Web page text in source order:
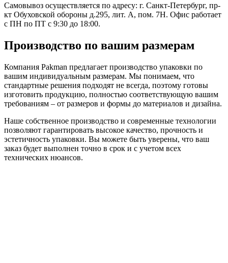
Самовывоз осуществляется по адресу: г. Санкт-Петербург, пр-
кт Обуховской обороны д.295, лит. А, пом. 7Н. Офис работает
с ПН по ПТ с 9:30 до 18:00.
Производство по вашим размерам
Компания Pakman предлагает производство упаковки по
вашим индивидуальным размерам. Мы понимаем, что
стандартные решения подходят не всегда, поэтому готовы
изготовить продукцию, полностью соответствующую вашим
требованиям – от размеров и формы до материалов и дизайна.
Наше собственное производство и современные технологии
позволяют гарантировать высокое качество, прочность и
эстетичность упаковки. Вы можете быть уверены, что ваш
заказ будет выполнен точно в срок и с учетом всех
технических нюансов.